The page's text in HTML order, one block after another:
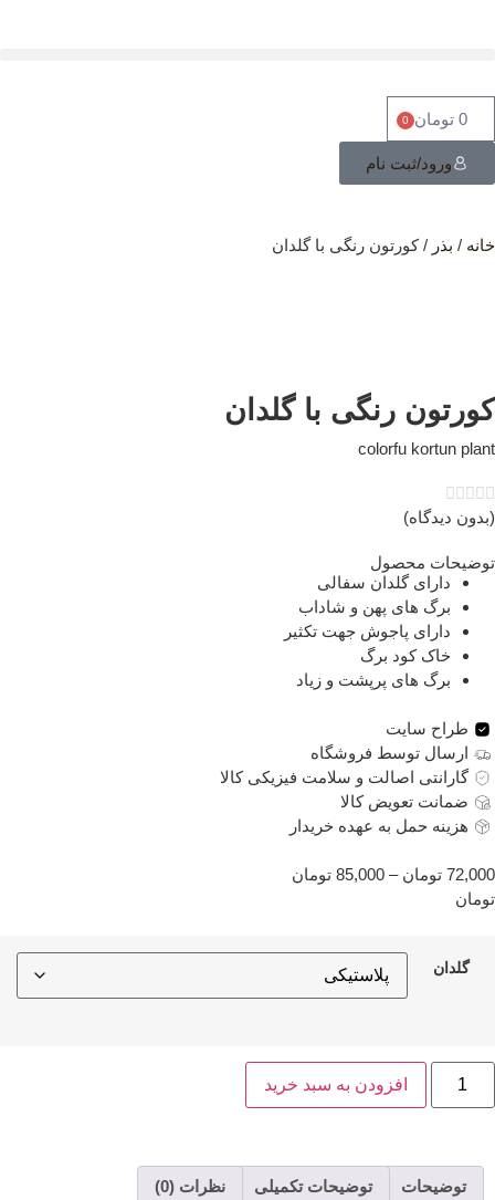
تومان 0
ورود/ثبت نام
/ بذر/ کورتون رنگی با گلدان
رنگی با گلدان
colorfu kortun




دیدگاه)
محصول
دارای گلدان سفالی
برگ های پهن و شاداب
دارای پاجوش جهت تکثیر
خاک کود برگ
برگ های پرپشت و زیاد
طراح سایت
ارسال توسط فروشگاه
گارانتی اصالت و سلامت فیزیکی کالا
ضمانت تعویض کالا
هزینه حمل به عهده خریدار
تومان–
85,000 تومان
گلدان
افزودن به سبد خرید
توضیحات توضیحات تکمیلی نظرات (0)